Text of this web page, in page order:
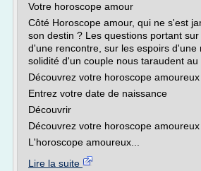
Votre horoscope amour
Côté Horoscope amour, qui ne s'est
son destin ? Les questions portant
d'une rencontre, sur les espoirs d'une
solidité d'un couple nous taraudent au
Découvrez votre horoscope amoureux
Entrez votre date de naissance
Découvrir
Découvrez votre horoscope
L'horoscope amoureux...
Lire la suite